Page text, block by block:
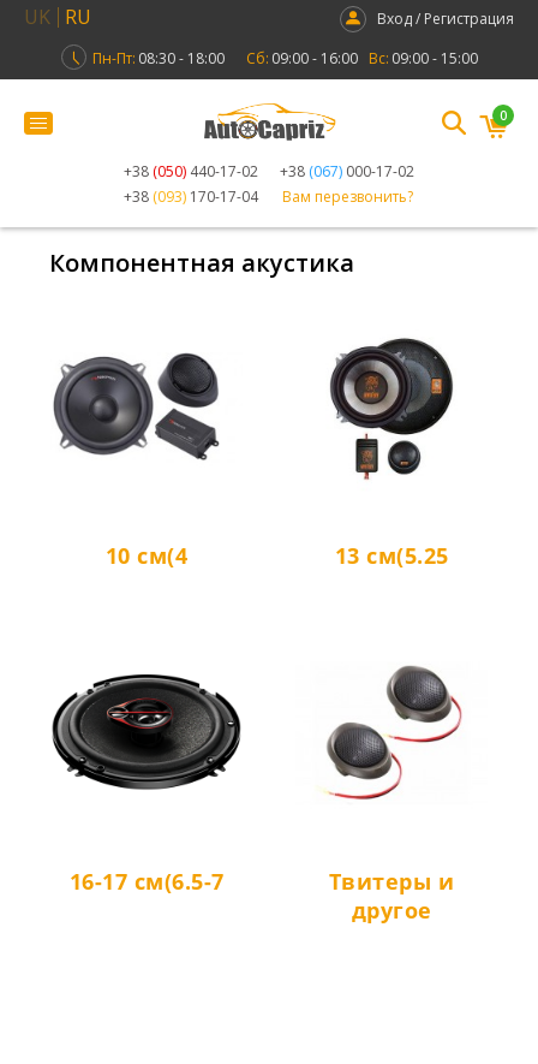
UK RU
Вход / Регистрация
Пн-Пт: 08:30 - 18:00 Сб: 09:00 - 16:00 Вс: 09:00 - 15:00
+38 (050) 440-17-02 +38 (067) 000-17-02
+38 (093) 170-17-04 Вам перезвонить?
0
Компонентная акустика
10 см(4 13 см(5.25
16-17 см(6.5-7
Твитеры и
другое